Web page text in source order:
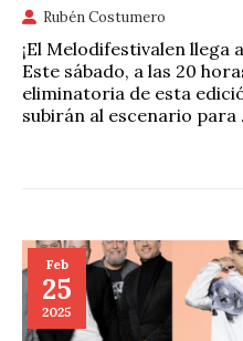
Rubén Costumero
¡El Melodifestivalen llega
Este sábado, a las 20
eliminatoria de esta
subirán al escenario para
Feb
25
2025